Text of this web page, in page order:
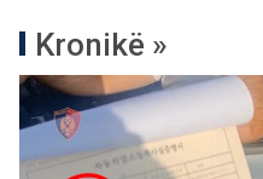
Kronikë »